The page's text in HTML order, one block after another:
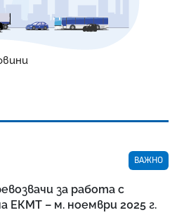
ВАЖНО
за работа с
ЕКМТ – м. ноември 2025 г.